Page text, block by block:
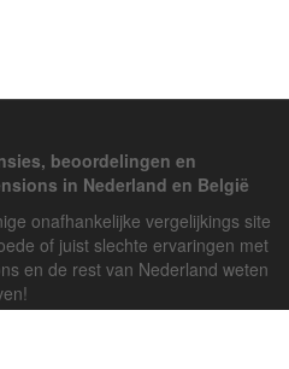
beoordelingen en
in Nederland en België
onafhankelijke vergelijkings site
of juist slechte ervaringen met
en de rest van Nederland weten